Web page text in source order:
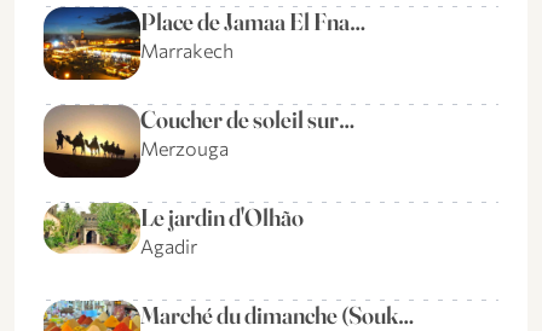
Place de Jamaa El Fna…
Marrakech
Coucher de soleil sur…
Merzouga
Le jardin d'Olhão
Agadir
Marché du dimanche (Souk…